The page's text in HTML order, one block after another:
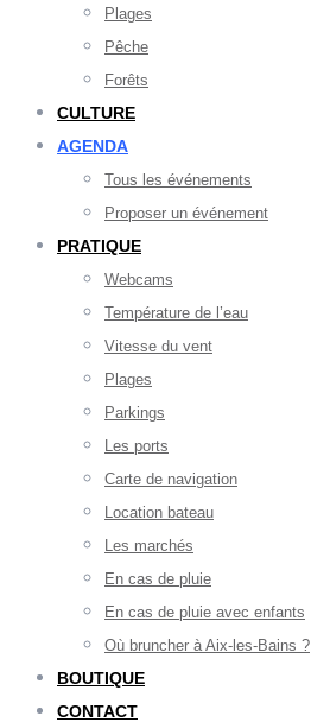
Plages
Pêche
Forêts
CULTURE
AGENDA
Tous les événements
Proposer un événement
PRATIQUE
Webcams
Température de l’eau
Vitesse du vent
Plages
Parkings
Les ports
Carte de navigation
Location bateau
Les marchés
En cas de pluie
En cas de pluie avec enfants
Où bruncher à Aix-les-Bains ?
BOUTIQUE
CONTACT